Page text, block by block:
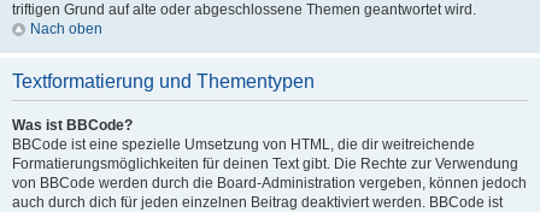
triftigen Grund auf alte oder abgeschlossene Themen geantwortet wird.
Nach oben
Textformatierung und Thementypen
Was ist BBCode?
BBCode ist eine spezielle Umsetzung von HTML, die dir weitreichende
Formatierungsmöglichkeiten für deinen Text gibt. Die Rechte zur Verwendung
von BBCode werden durch die Board-Administration vergeben, können jedoch
auch durch dich für jeden einzelnen Beitrag deaktiviert werden. BBCode ist